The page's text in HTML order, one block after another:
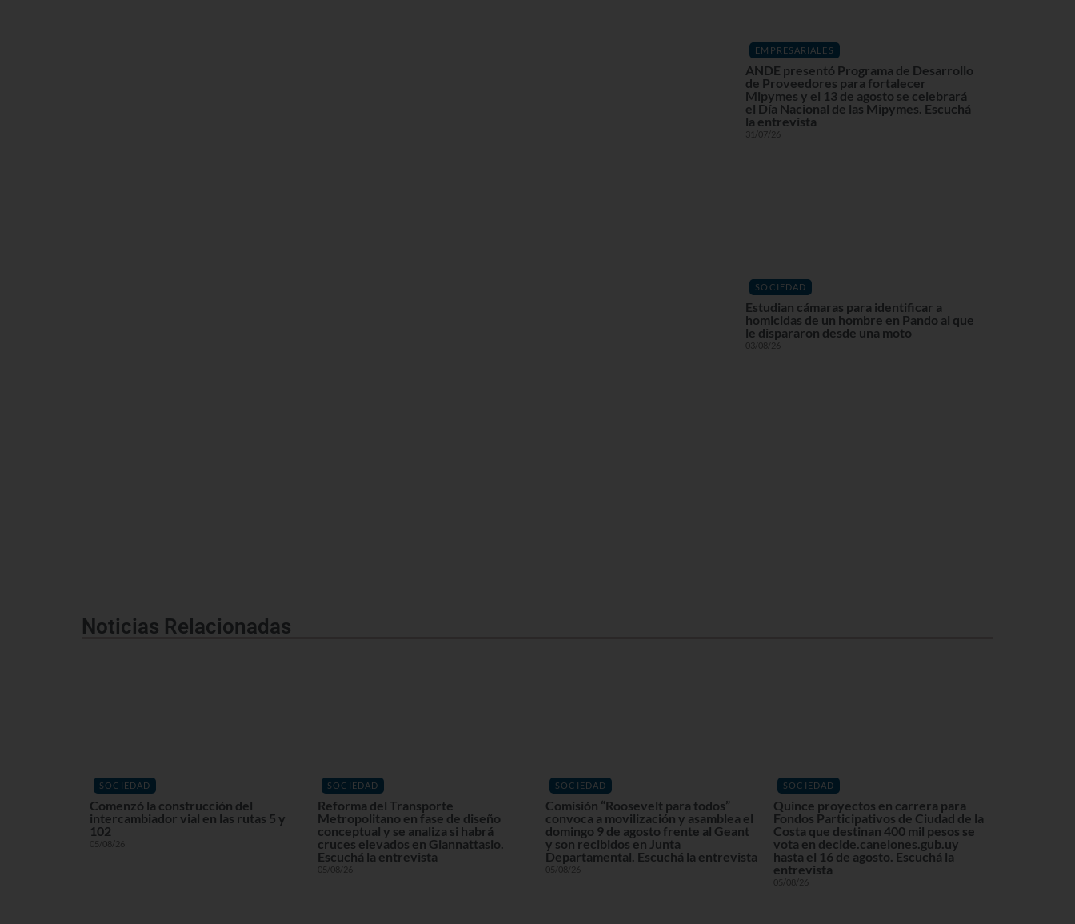
EMPRESARIALES
ANDE presentó Programa de Desarrollo
de Proveedores para fortalecer
Mipymes y el 13 de agosto se celebrará
el Día Nacional de las Mipymes. Escuchá
la entrevista
31/07/26
SOCIEDAD
Estudian cámaras para identificar a
homicidas de un hombre en Pando al que
le dispararon desde una moto
03/08/26
Noticias Relacionadas
SOCIEDAD
Comenzó la construcción del
intercambiador vial en las rutas 5 y
102
05/08/26
SOCIEDAD
Reforma del Transporte
Metropolitano en fase de diseño
conceptual y se analiza si habrá
cruces elevados en Giannattasio.
Escuchá la entrevista
05/08/26
SOCIEDAD
Comisión “Roosevelt para todos”
convoca a movilización y asamblea el
domingo 9 de agosto frente al Geant
y son recibidos en Junta
Departamental. Escuchá la entrevista
05/08/26
SOCIEDAD
Quince proyectos en carrera para
Fondos Participativos de Ciudad de la
Costa que destinan 400 mil pesos se
vota en decide.canelones.gub.uy
hasta el 16 de agosto. Escuchá la
entrevista
05/08/26